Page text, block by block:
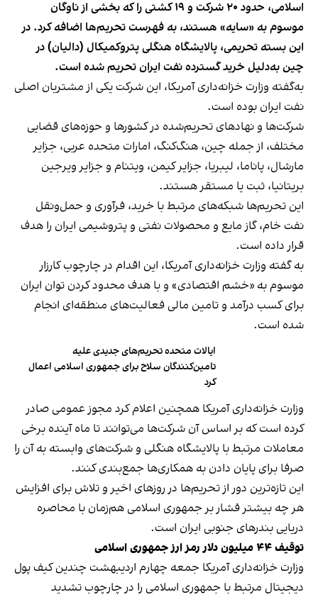
اسلامی، حدود ۲۰ شرکت و ۱۹ کشتی را که بخشی از ناوگان
موسوم به «سایه» هستند، به فهرست تحریم‌ها اضافه کرد. در
این بسته تحریمی، پالایشگاه هنگلی پتروکمیکال (دالیان) در
چین به‌دلیل خرید گسترده نفت ایران تحریم شده است.
به‌گفته وزارت خزانه‌داری آمریکا، این شرکت یکی از مشتریان اصلی
نفت ایران بوده است.
شرکت‌ها و نهادهای تحریم‌شده در کشورها و حوزه‌های قضایی
مختلف، از جمله چین، هنگ‌کنگ، امارات متحده عربی، جزایر
مارشال، پاناما، لیبریا، جزایر کیمن، ویتنام و جزایر ویرجین
بریتانیا، ثبت یا مستقر هستند.
این تحریم‌ها شبکه‌های مرتبط با خرید، فرآوری و حمل‌ونقل
نفت خام، گاز مایع و محصولات نفتی و پتروشیمی ایران را هدف
قرار داده است.
به گفته وزارت خزانه‌داری آمریکا، این اقدام در چارچوب کارزار
موسوم به «خشم اقتصادی» و با هدف محدود کردن توان ایران
برای کسب درآمد و تامین مالی فعالیت‌های منطقه‌ای انجام
شده است.
ایالات متحده تحریم‌های جدیدی علیه
تامین‌کنندگان سلاح برای جمهوری اسلامی اعمال
کرد
وزارت خزانه‌داری آمریکا همچنین اعلام کرد مجوز عمومی‌ صادر
کرده است که بر اساس آن شرکت‌ها می‌توانند تا ماه آینده برخی
معاملات مرتبط با پالایشگاه هنگلی و شرکت‌های وابسته به آن را
صرفا برای پایان دادن به همکاری‌ها جمع‌بندی کنند.
این تازه‌ترین دور از تحریم‌ها در روزهای اخیر و تلاش برای افزایش
هر چه بیشتر فشار بر جمهوری اسلامی هم‌زمان با محاصره
دریایی بندرهای جنوبی ایران است.
توقیف ۴۴ میلیون دلار رمز ارز جمهوری اسلامی
وزارت خزانه‌داری آمریکا جمعه چهارم اردیبهشت چندین کیف پول
دیجیتال مرتبط با جمهوری اسلامی را در چارچوب تشدید